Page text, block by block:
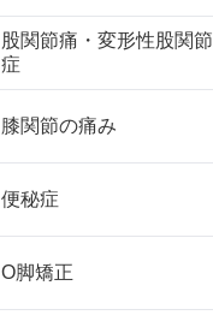
股関節痛・変形性股関節
症
膝関節の痛み
便秘症
O脚矯正